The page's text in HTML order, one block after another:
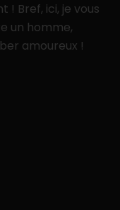
! Bref, ici, je vous
un homme,
amoureux !